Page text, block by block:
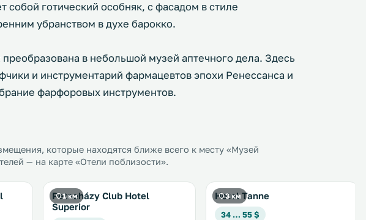
собой готический особняк, с фасадом в стиле
убранством в духе барокко.
преобразована в небольшой музей аптечного дела. Здесь
и инструментарий фармацевтов эпохи Ренессанса и
фарфоровых инструментов.
которые находятся ближе всего к месту «Музей
— на карте «Отели поблизости».
1 км
Petneházy Club Hotel
Superior
3 км
Hotel Tanne
34 … 55 $